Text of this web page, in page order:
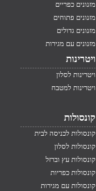
מזנונים כפריים
מזנונים פתוחים
מזנונים גדולים
מזנונים עם מגירות
ויטרינות
ויטרינות לסלון
ויטרינות למטבח
קונסולות
קונסולות לכניסה לבית
קונסולות לסלון
קונסולות עץ וברזל
קונסולות כפריות
קונסולות עם מגירות